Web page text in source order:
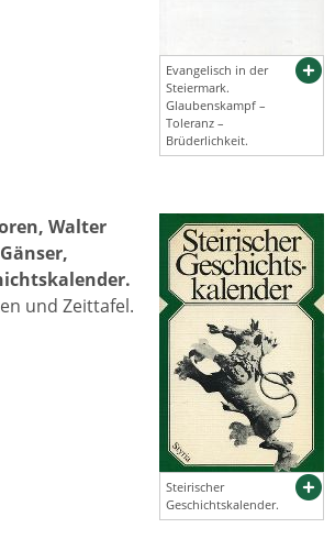
Evangelisch in der
Steiermark.
Glaubenskampf –
Toleranz –
Brüderlichkeit.
Steirischer
Geschichtskalender.
Walter
und Zeittafel.